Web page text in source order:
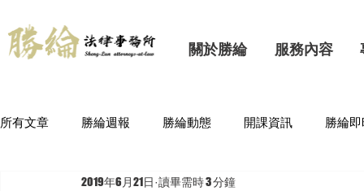
關於勝綸 服務內容
所有文章 勝綸週報 勝綸動態 開課資訊 勝綸
2019年6月21日 讀畢需時 3 分鐘